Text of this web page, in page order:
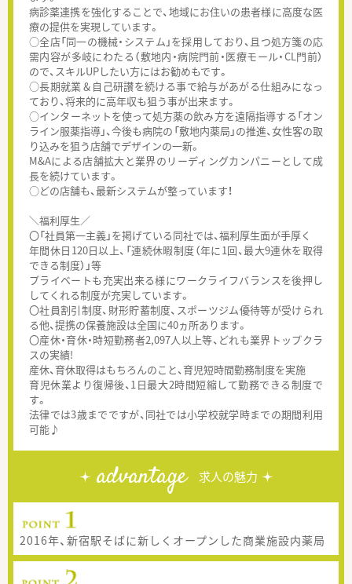
病診薬連携を強化することで、地域にお住いの患者様に高度な医
療の提供を実現しています。
○全店「同一の機械・システム」を採用しており、且つ処方箋の応
需内容が多岐にわたる（敷地内・病院門前・医療モール・CL門前）
ので、スキルUPしたい方にはお勧めもです。
○長期就業＆自己研讃を続ける事で給与があがる仕組みになっ
ており、将来的に高年収も狙う事が出来ます。
○インターネットを使って処方薬の飲み方を遠隔指導する「オン
ライン服薬指導」、今後も病院の「敷地内薬局」の推進、女性客の取
り込みを狙う店舗でデザインの一新。
M&Aによる店舗拡大と業界のリーディングカンパニーとして成
長を続けています。
○どの店舗も、最新システムが整っています！
＼福利厚生／
〇「社員第一主義」を掲げている同社では、福利厚生面が手厚く
年間休日120日以上、「連続休暇制度（年に1回、最大9連休を取得
できる制度）」等
プライベートも充実出来る様にワークライフバランスを後押し
してくれる制度が充実しています。
〇社員割引制度、財形貯蓄制度、スポーツジム優待等が受けられ
る他、提携の保養施設は全国に40ヵ所あります。
〇産休・育休・時短勤務者2,097人以上等、どれも業界トップクラ
スの実績!
産休、育休取得はもちろんのこと、育児短時間勤務制度を実施
育児休業より復帰後、1日最大2時間短縮して勤務できる制度で
す。
法律では3歳までですが、同社では小学校就学時までの期間利用
可能♪
advantage 求人の魅力
2016年、新宿駅そばに新しくオープンした商業施設内薬局